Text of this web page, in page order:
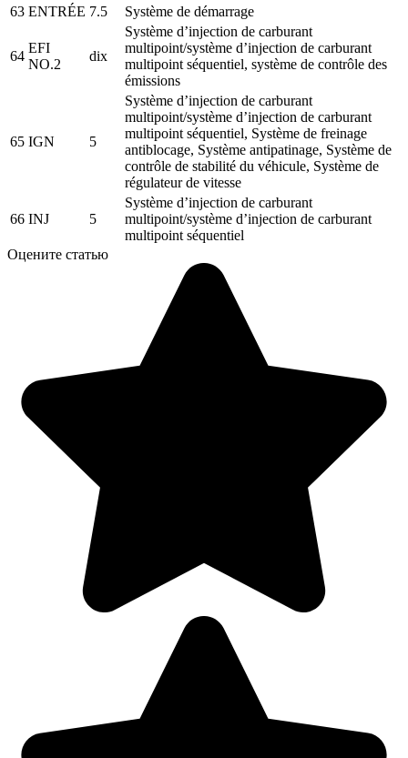
63 ENTRÉE 7.5 Système de démarrage
64
EFI
NO.2
dix
Système d’injection de carburant
multipoint/système d’injection de carburant
multipoint séquentiel, système de contrôle des
émissions
65 IGN 5
Système d’injection de carburant
multipoint/système d’injection de carburant
multipoint séquentiel, Système de freinage
antiblocage, Système antipatinage, Système de
contrôle de stabilité du véhicule, Système de
régulateur de vitesse
66 INJ 5
Système d’injection de carburant
multipoint/système d’injection de carburant
multipoint séquentiel
Оцените статью